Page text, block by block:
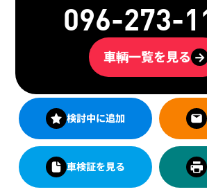
096-273-
車輌一覧を見る →
検討中に追加
車検証を見る